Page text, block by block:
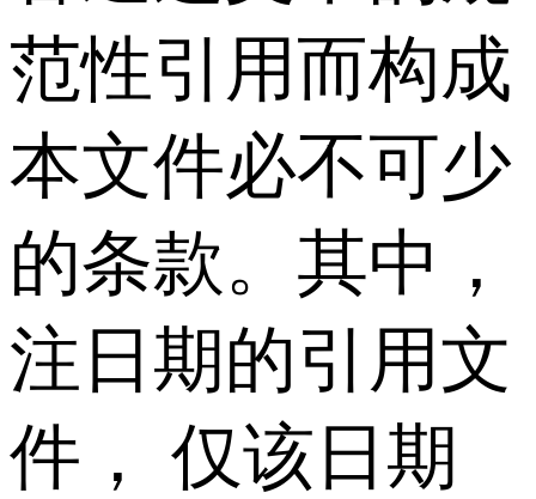
范性引用而构成
本文件必不可少
的条款。其中，
注日期的引用文
件， 仅该日期